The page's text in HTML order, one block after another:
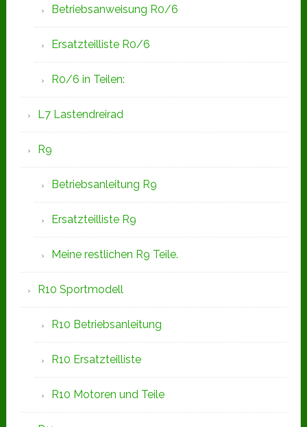
Betriebsanweisung R0/6
Ersatzteilliste R0/6
R0/6 in Teilen:
L7 Lastendreirad
R9
Betriebsanleitung R9
Ersatzteilliste R9
Meine restlichen R9 Teile.
R10 Sportmodell
R10 Betriebsanleitung
R10 Ersatzteilliste
R10 Motoren und Teile